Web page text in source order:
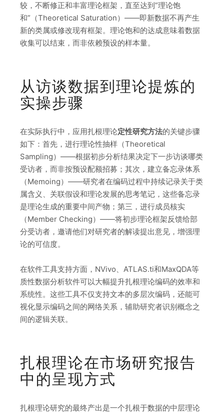
较，不断修正和丰富理论框架，直至达到”理论饱
和”（Theoretical Saturation）——即新数据不再产生
新的类属或修改现有框架。理论饱和的达成意味着数据
收集可以结束，而非依赖预设的样本量。
从访谈数据到理论提炼的
实操步骤
在实际执行中，应用扎根理论定性研究方法的关键步骤
如下：首先，进行理论性抽样（Theoretical
Sampling）——根据初步分析结果决定下一步访谈哪类
受访者，而非按预设配额招募；其次，建立备忘录体系
（Memoing）——研究者在编码过程中持续记录关于类
属含义、关联假设和理论发展的思考笔记，这些备忘录
是理论生成的重要中间产物；第三，进行成员核实
（Member Checking）——将初步理论框架反馈给部
分受访者，邀请他们对研究者的解读提出意见，增强理
论的可信度。
在软件工具支持方面，NVivo、ATLAS.ti和MaxQDA等
质性数据分析软件可以大幅提升扎根理论编码的效率和
系统性。这些工具不仅支持文本的多层次编码，还能可
视化显示编码之间的网络关系，辅助研究者识别概念之
间的逻辑关联。
扎根理论在市场研究报告
中的呈现方式
扎根理论研究的最终产出是一个扎根于数据的中层理论